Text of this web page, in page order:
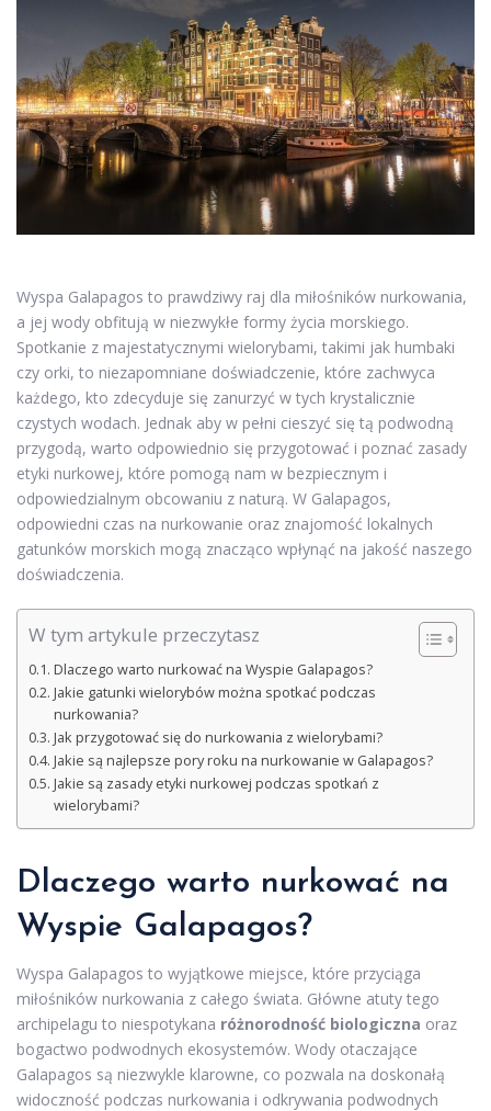
Wyspa Galapagos to prawdziwy raj dla miłośników nurkowania,
a jej wody obfitują w niezwykłe formy życia morskiego.
Spotkanie z majestatycznymi wielorybami, takimi jak humbaki
czy orki, to niezapomniane doświadczenie, które zachwyca
każdego, kto zdecyduje się zanurzyć w tych krystalicznie
czystych wodach. Jednak aby w pełni cieszyć się tą podwodną
przygodą, warto odpowiednio się przygotować i poznać zasady
etyki nurkowej, które pomogą nam w bezpiecznym i
odpowiedzialnym obcowaniu z naturą. W Galapagos,
odpowiedni czas na nurkowanie oraz znajomość lokalnych
gatunków morskich mogą znacząco wpłynąć na jakość naszego
doświadczenia.
W tym artykule przeczytasz
Dlaczego warto nurkować na Wyspie Galapagos?
Jakie gatunki wielorybów można spotkać podczas
nurkowania?
Jak przygotować się do nurkowania z wielorybami?
Jakie są najlepsze pory roku na nurkowanie w Galapagos?
Jakie są zasady etyki nurkowej podczas spotkań z
wielorybami?
Dlaczego warto nurkować na
Wyspie Galapagos?
Wyspa Galapagos to wyjątkowe miejsce, które przyciąga
miłośników nurkowania z całego świata. Główne atuty tego
archipelagu to niespotykana różnorodność biologiczna oraz
bogactwo podwodnych ekosystemów. Wody otaczające
Galapagos są niezwykle klarowne, co pozwala na doskonałą
widoczność podczas nurkowania i odkrywania podwodnych